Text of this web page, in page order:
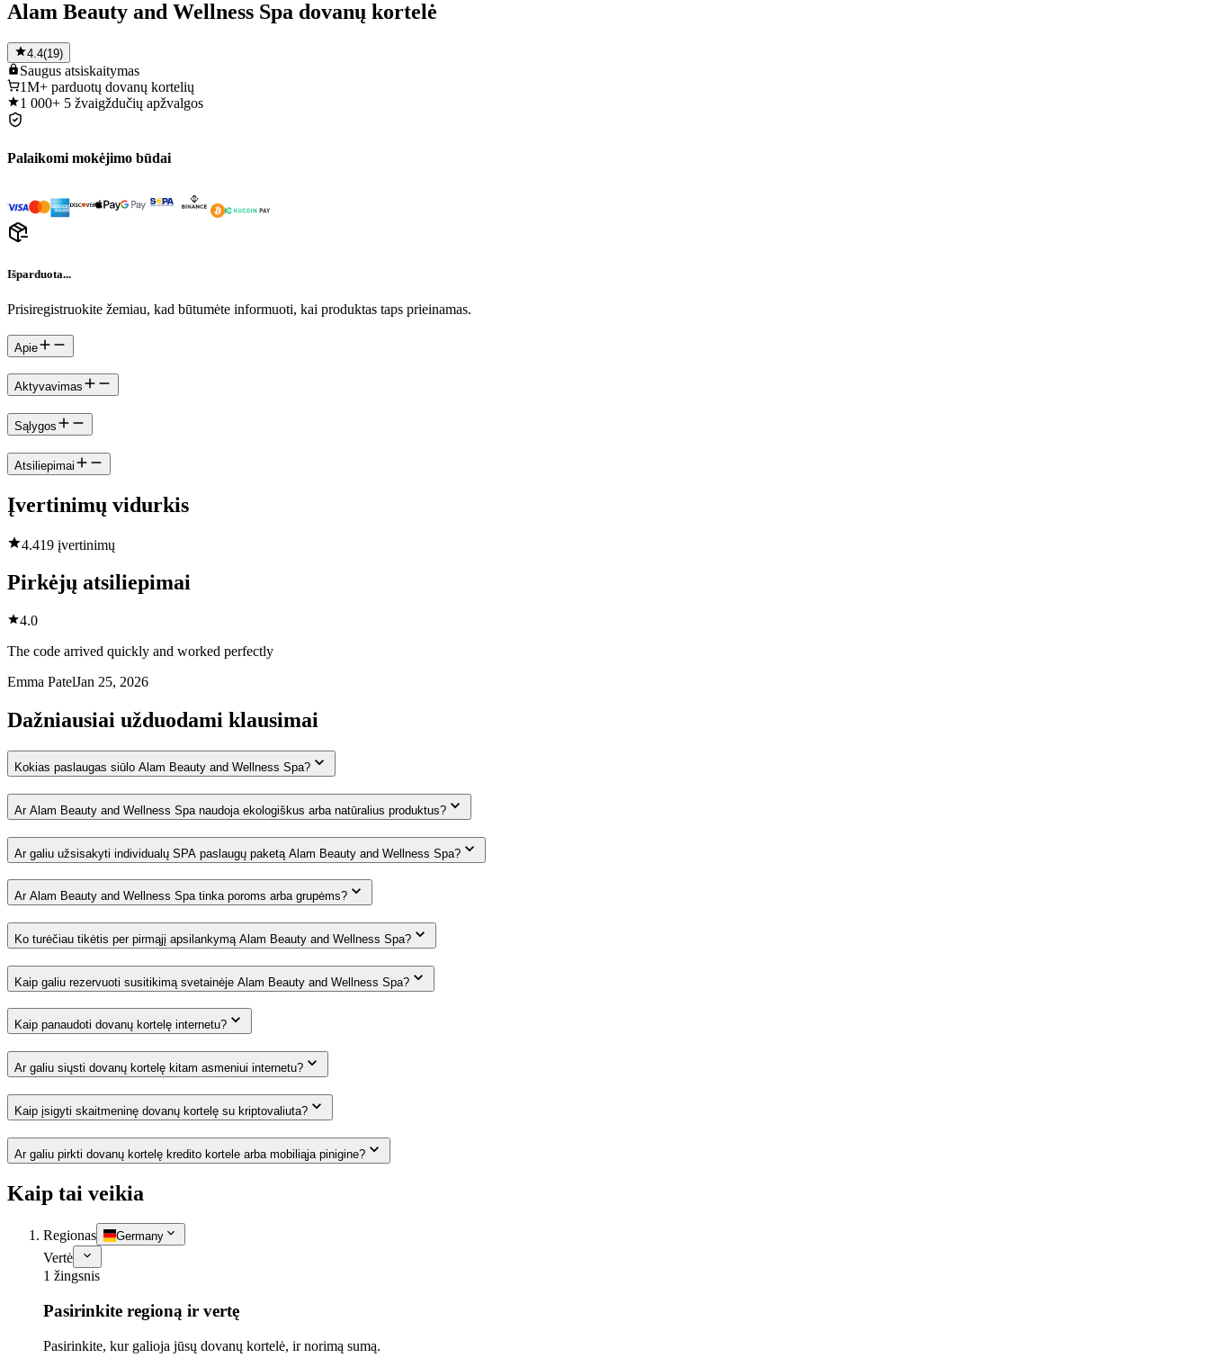
Alam Beauty and Wellness Spa dovanų kortelė
4.4(19)
Saugus atsiskaitymas
1M+ parduotų dovanų kortelių
1 000+ 5 žvaigždučių apžvalgos
Palaikomi mokėjimo būdai
Išparduota...
Prisiregistruokite žemiau, kad būtumėte informuoti, kai produktas taps prieinamas.
Apie
Aktyvavimas
Sąlygos
Atsiliepimai
Įvertinimų vidurkis
4.419 įvertinimų
Pirkėjų atsiliepimai
4.0
The code arrived quickly and worked perfectly
Emma PatelJan 25, 2026
Dažniausiai užduodami klausimai
Kokias paslaugas siūlo Alam Beauty and Wellness Spa?
Ar Alam Beauty and Wellness Spa naudoja ekologiškus arba natūralius produktus?
Ar galiu užsisakyti individualų SPA paslaugų paketą Alam Beauty and Wellness Spa?
Ar Alam Beauty and Wellness Spa tinka poroms arba grupėms?
Ko turėčiau tikėtis per pirmąjį apsilankymą Alam Beauty and Wellness Spa?
Kaip galiu rezervuoti susitikimą svetainėje Alam Beauty and Wellness Spa?
Kaip panaudoti dovanų kortelę internetu?
Ar galiu siųsti dovanų kortelę kitam asmeniui internetu?
Kaip įsigyti skaitmeninę dovanų kortelę su kriptovaliuta?
Ar galiu pirkti dovanų kortelę kredito kortele arba mobiliąja pinigine?
Kaip tai veikia
Regionas Germany
Vertė
1 žingsnis
Pasirinkite regioną ir vertę
Pasirinkite, kur galioja jūsų dovanų kortelė, ir norimą sumą.